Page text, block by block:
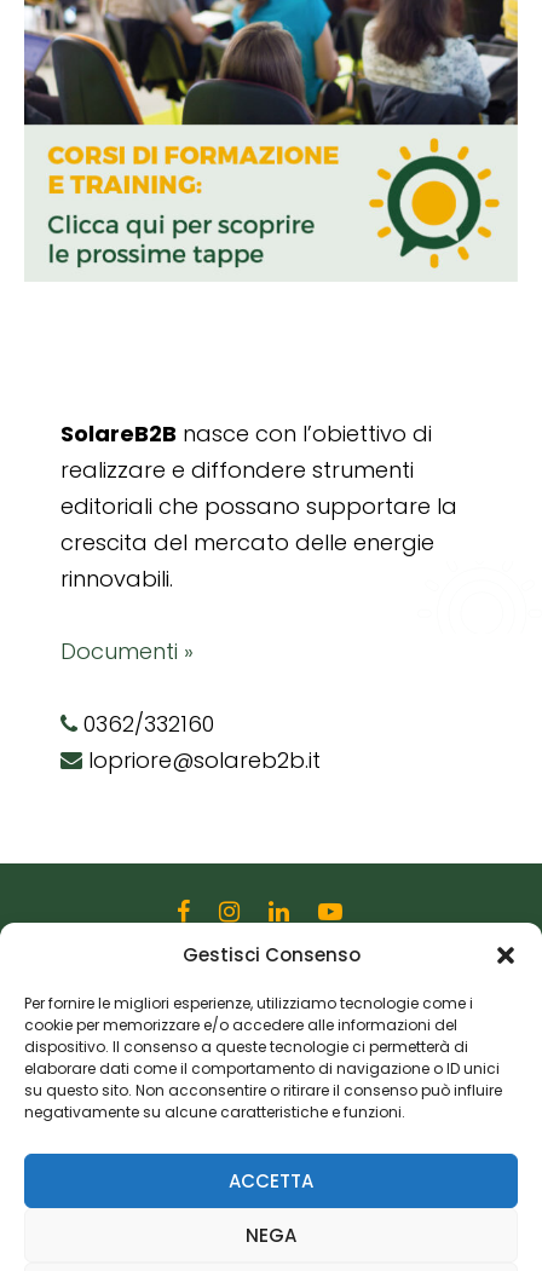
Gestisci Consenso
Per fornire le migliori esperienze, utilizziamo tecnologie come i
cookie per memorizzare e/o accedere alle informazioni del
dispositivo. Il consenso a queste tecnologie ci permetterà di
elaborare dati come il comportamento di navigazione o ID unici
su questo sito. Non acconsentire o ritirare il consenso può influire
negativamente su alcune caratteristiche e funzioni.
ACCETTA
NEGA
SolareB2B nasce con l’obiettivo di
realizzare e diffondere strumenti
editoriali che possano supportare la
crescita del mercato delle energie
rinnovabili.
Documenti »
0362/332160
lopriore@solareb2b.it
Via Martiri della Libertà, 28
20833 Giussano (MB)
P.I. 06982770965
Privacy Policy
Cookie Policy